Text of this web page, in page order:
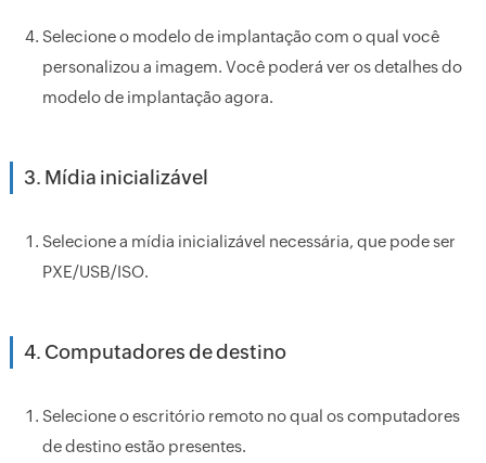
Selecione o modelo de implantação com o qual você
personalizou a imagem. Você poderá ver os detalhes do
modelo de implantação agora.
3. Mídia inicializável
Selecione a mídia inicializável necessária, que pode ser
PXE/USB/ISO.
4. Computadores de destino
Selecione o escritório remoto no qual os computadores
de destino estão presentes.